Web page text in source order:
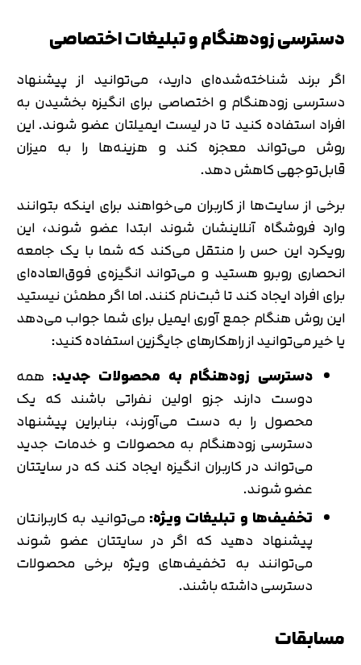
دسترسی زودهنگام و تبلیغات اختصاصی
اگر برند شناخته‌شده‌ای دارید، می‌توانید از پیشنهاد
دسترسی زودهنگام و اختصاصی برای انگیزه بخشیدن به
افراد استفاده کنید تا در لیست ایمیلتان عضو شوند. این
روش می‌تواند معجزه کند و هزینه‌ها را به میزان
قابل‌توجهی کاهش دهد.
برخی از سایت‌ها از کاربران می‌خواهند برای اینکه بتوانند
وارد فروشگاه آنلاینشان شوند ابتدا عضو شوند، این
رویکرد این حس را منتقل می‌کند که شما با یک جامعه
انحصاری روبرو هستید و می‌تواند انگیزه‌ی فوق‌العاده‌ای
برای افراد ایجاد کند تا ثبت‌نام کنند. اما اگر مطمئن نیستید
این روش هنگام جمع آوری ایمیل برای شما جواب می‌دهد
یا خیر می‌توانید از راهکارهای جایگزین استفاده کنید:
دسترسی زودهنگام به محصولات جدید: همه
دوست دارند جزو اولین نفراتی باشند که یک
محصول را به دست می‌آورند، بنابراین پیشنهاد
دسترسی زودهنگام به محصولات و خدمات جدید
می‌تواند در کاربران انگیزه ایجاد کند که در سایتتان
عضو شوند.
تخفیف‌ها و تبلیغات ویژه:می‌توانید به کاربرانتان
پیشنهاد دهید که اگر در سایتتان عضو شوند
می‌توانند به تخفیف‌های ویژه برخی محصولات
دسترسی داشته باشند.
مسابقات